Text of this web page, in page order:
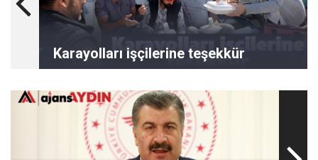
Karayolları işçilerine teşekkür